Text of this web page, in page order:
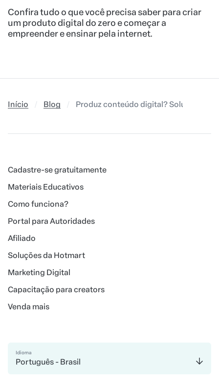
Confira tudo o que você precisa saber para criar
um produto digital do zero e começar a
empreender e ensinar pela internet.
Início Blog Produz conteúdo digital? Soluções
Cadastre-se gratuitamente
Materiais Educativos
Como funciona?
Portal para Autoridades
Afiliado
Soluções da Hotmart
Marketing Digital
Capacitação para creators
Venda mais
Idioma
Português - Brasil